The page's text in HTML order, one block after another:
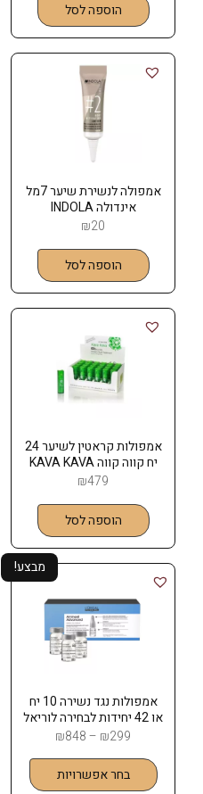
הוספה לסל
אמפולה לנשירת שיער 7מל
אינדולה INDOLA
₪20
הוספה לסל
אמפולות קראטין לשיער 24
יח קווה קווה KAVA KAVA
₪479
הוספה לסל
מבצע!
אמפולות נגד נשירה 10 יח
או 42 יחידות לבחירה לוריאל
₪299
–
₪848
בחר אפשרויות